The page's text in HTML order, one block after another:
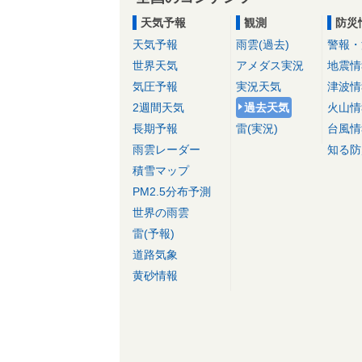
天気予報
天気予報
世界天気
気圧予報
2週間天気
長期予報
雨雲レーダー
積雪マップ
PM2.5分布予測
世界の雨雲
雷(予報)
道路気象
黄砂情報
観測
雨雲(過去)
アメダス実況
実況天気
過去天気
雷(実況)
防災
警報
地震
津波
火山
台風
知る